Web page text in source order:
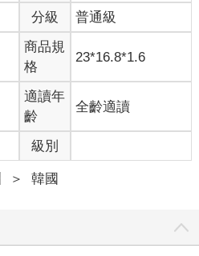
分級 普通級
商品規
格
23*16.8*1.6
適讀年
齡
全齡適讀
級別
＞ 韓國